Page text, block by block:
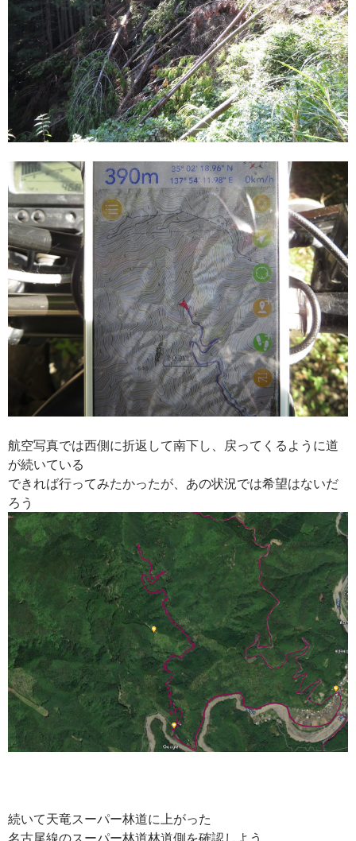
航空写真では西側に折返して南下し、戻ってくるように道
が続いている
できれば行ってみたかったが、あの状況では希望はないだ
ろう
続いて天竜スーパー林道に上がった
名古尾線のスーパー林道林道側を確認しよう